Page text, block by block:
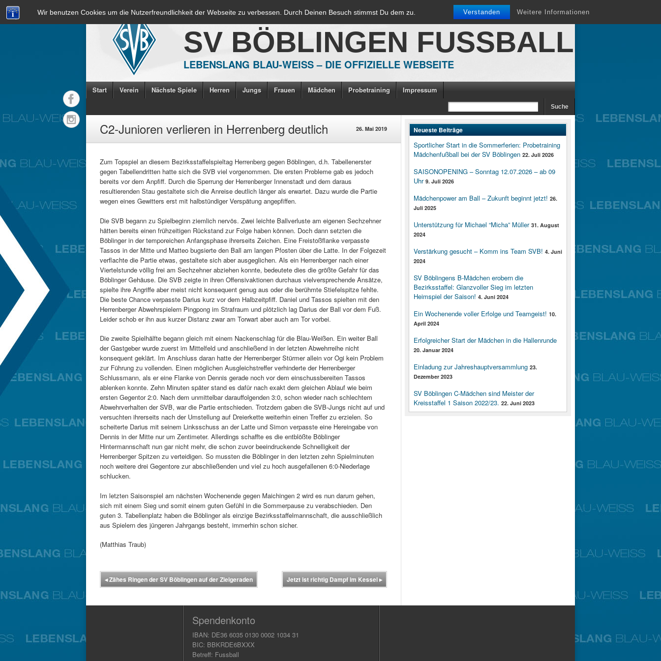
Wir benutzen Cookies um die Nutzerfreundlichkeit der Webseite zu verbessen. Durch Deinen Besuch stimmst Du dem zu. Verstanden Weitere Informationen
SV BÖBLINGEN FUSSBALL
LEBENSLANG BLAU-WEISS – DIE OFFIZIELLE WEBSEITE
Start Verein Nächste Spiele Herren Jungs Frauen Mädchen Probetraining Impressum
C2-Junioren verlieren in Herrenberg deutlich 26. Mai 2019
Zum Topspiel an diesem Bezirksstaffelspieltag Herrenberg gegen Böblingen, d.h. Tabellenerster
gegen Tabellendritten hatte sich die SVB viel vorgenommen. Die ersten Probleme gab es jedoch
bereits vor dem Anpfiff. Durch die Sperrung der Herrenberger Innenstadt und dem daraus
resultierenden Stau gestaltete sich die Anreise deutlich länger als erwartet. Dazu wurde die Partie
wegen eines Gewitters erst mit halbstündiger Verspätung angepfiffen.
Die SVB begann zu Spielbeginn ziemlich nervös. Zwei leichte Ballverluste am eigenen Sechzehner
hätten bereits einen frühzeitigen Rückstand zur Folge haben können. Doch dann setzten die
Böblinger in der temporeichen Anfangsphase ihrerseits Zeichen. Eine Freistoßflanke verpasste
Tassos in der Mitte und Matteo bugsierte den Ball am langen Pfosten über die Latte. In der Folgezeit
verflachte die Partie etwas, gestaltete sich aber ausgeglichen. Als ein Herrenberger nach einer
Viertelstunde völlig frei am Sechzehner abziehen konnte, bedeutete dies die größte Gefahr für das
Böblinger Gehäuse. Die SVB zeigte in ihren Offensivaktionen durchaus vielversprechende Ansätze,
spielte ihre Angriffe aber meist nicht konsequent genug aus oder die berühmte Stiefelspitze fehlte.
Die beste Chance verpasste Darius kurz vor dem Halbzeitpfiff. Daniel und Tassos spielten mit den
Herrenberger Abwehrspielern Pingpong im Strafraum und plötzlich lag Darius der Ball vor dem Fuß.
Leider schob er ihn aus kurzer Distanz zwar am Torwart aber auch am Tor vorbei.
Die zweite Spielhälfte begann gleich mit einem Nackenschlag für die Blau-Weißen. Ein weiter Ball
der Gastgeber wurde zuerst im Mittelfeld und anschließend in der letzten Abwehrreihe nicht
konsequent geklärt. Im Anschluss daran hatte der Herrenberger Stürmer allein vor Ogi kein Problem
zur Führung zu vollenden. Einen möglichen Ausgleichstreffer verhinderte der Herrenberger
Schlussmann, als er eine Flanke von Dennis gerade noch vor dem einschussbereiten Tassos
ablenken konnte. Zehn Minuten später stand es dafür nach exakt dem gleichen Ablauf wie beim
ersten Gegentor 2:0. Nach dem unmittelbar darauffolgenden 3:0, schon wieder nach schlechtem
Abwehrverhalten der SVB, war die Partie entschieden. Trotzdem gaben die SVB-Jungs nicht auf und
versuchten ihrerseits nach der Umstellung auf Dreierkette weiterhin einen Treffer zu erzielen. So
scheiterte Darius mit seinem Linksschuss an der Latte und Simon verpasste eine Hereingabe von
Dennis in der Mitte nur um Zentimeter. Allerdings schaffte es die entblößte Böblinger
Hintermannschaft nun gar nicht mehr, die schon zuvor beeindruckende Schnelligkeit der
Herrenberger Spitzen zu verteidigen. So mussten die Böblinger in den letzten zehn Spielminuten
noch weitere drei Gegentore zur abschließenden und viel zu hoch ausgefallenen 6:0-Niederlage
schlucken.
Im letzten Saisonspiel am nächsten Wochenende gegen Maichingen 2 wird es nun darum gehen,
sich mit einem Sieg und somit einem guten Gefühl in die Sommerpause zu verabschieden. Den
guten 3. Tabellenplatz haben die Böblinger als einzige Bezirksstaffelmannschaft, die ausschließlich
aus Spielern des jüngeren Jahrgangs besteht, immerhin schon sicher.
(Matthias Traub)
◂Zähes Ringen der SV Böblingen auf der Zielgeraden Jetzt ist richtig Dampf im Kessel▸
Neueste Beiträge
Sportlicher Start in die Sommerferien: Probetraining
Mädchenfußball bei der SV Böblingen 22. Juli 2026
SAISONOPENING – Sonntag 12.07.2026 – ab 09
Uhr 9. Juli 2026
Mädchenpower am Ball – Zukunft beginnt jetzt! 26.
Juli 2025
Unterstützung für Michael “Micha” Müller 31. August
2024
Verstärkung gesucht – Komm ins Team SVB! 4. Juni
2024
SV Böblingens B-Mädchen erobern die
Bezirksstaffel: Glanzvoller Sieg im letzten
Heimspiel der Saison! 4. Juni 2024
Ein Wochenende voller Erfolge und Teamgeist! 10.
April 2024
Erfolgreicher Start der Mädchen in die Hallenrunde
20. Januar 2024
Einladung zur Jahreshauptversammlung 23.
Dezember 2023
SV Böblingen C-Mädchen sind Meister der
Kreisstaffel 1 Saison 2022/23. 22. Juni 2023
Spendenkonto
IBAN: DE36 6035 0130 0002 1034 31
BIC: BBKRDE6BXXX
Betreff: Fussball